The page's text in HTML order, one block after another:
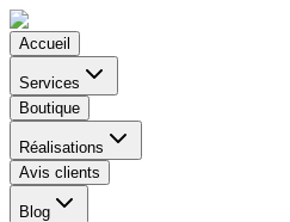
Accueil
Services
Boutique
Réalisations
Avis clients
Blog